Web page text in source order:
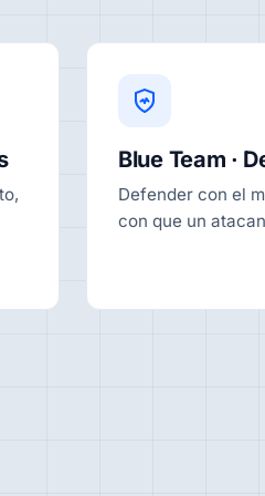
Blue Team ·
Defender con el
con que un